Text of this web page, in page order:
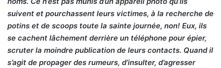
suivent et pourchassent leurs victimes, à la recherche de
potins et de scoops toute la sainte journée, non! Eux, ils
se cachent lâchement derrière un téléphone pour épier,
scruter la moindre publication de leurs contacts. Quand il
s’agit de propager des rumeurs, d’insulter, d’agresser